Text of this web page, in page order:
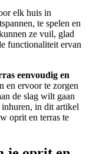
elk huis in
te spelen en
ze vuil, glad
functionaliteit ervan
eenvoudig en
en ervoor te zorgen
de slag wilt gaan
in dit artikel
oprit en terras te